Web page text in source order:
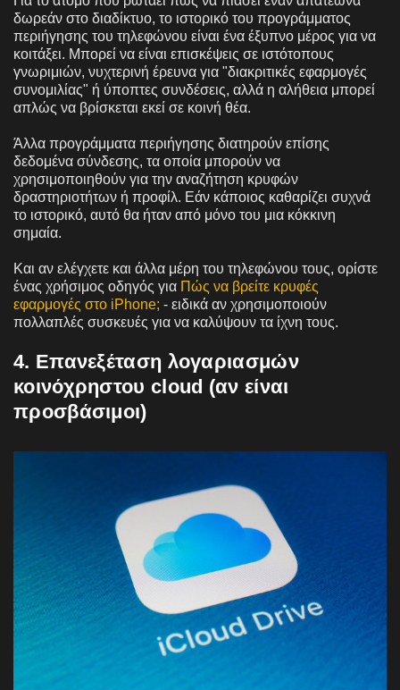
δωρεάν στο διαδίκτυο, το ιστορικό του προγράμματος
περιήγησης του τηλεφώνου είναι ένα έξυπνο μέρος για να
κοιτάξει. Μπορεί να είναι επισκέψεις σε ιστότοπους
γνωριμιών, νυχτερινή έρευνα για "διακριτικές εφαρμογές
συνομιλίας" ή ύποπτες συνδέσεις, αλλά η αλήθεια μπορεί
απλώς να βρίσκεται εκεί σε κοινή θέα.
Άλλα προγράμματα περιήγησης διατηρούν επίσης
δεδομένα σύνδεσης, τα οποία μπορούν να
χρησιμοποιηθούν για την αναζήτηση κρυφών
δραστηριοτήτων ή προφίλ. Εάν κάποιος καθαρίζει συχνά
το ιστορικό, αυτό θα ήταν από μόνο του μια κόκκινη
σημαία.
Και αν ελέγχετε και άλλα μέρη του τηλεφώνου τους, ορίστε
ένας χρήσιμος οδηγός για Πώς να βρείτε κρυφές
εφαρμογές στο iPhone; - ειδικά αν χρησιμοποιούν
πολλαπλές συσκευές για να καλύψουν τα ίχνη τους.
4. Επανεξέταση λογαριασμών
κοινόχρηστου cloud (αν είναι
προσβάσιμοι)